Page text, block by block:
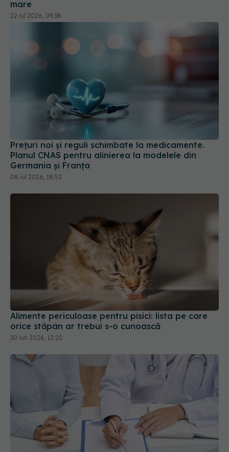
Prețuri noi și reguli schimbate la medicamente.
Planul CNAS pentru alinierea la modelele din
08 iul 2026, 18:52
Alimente periculoase pentru pisici: lista pe care
orice stăpân ar trebui s-o cunoască
30 iun 2026, 12:20
Pachetul minimal de servicii medicale pentru